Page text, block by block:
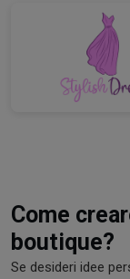
Come
boutique?
Se desideri idee